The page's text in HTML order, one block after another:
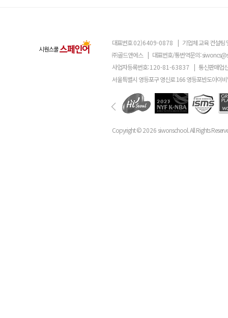
대표번호02)6409-0878 | 기업체 교육 컨설팅
㈜골드앤에스 | 대표번호/통번역문의:
사업자등록번호:120-81-63837 | 통신판매업
서울특별시 영등포구 영신로 166 영등포반도아이
Copyright ©2026 siwonschool. All Rights